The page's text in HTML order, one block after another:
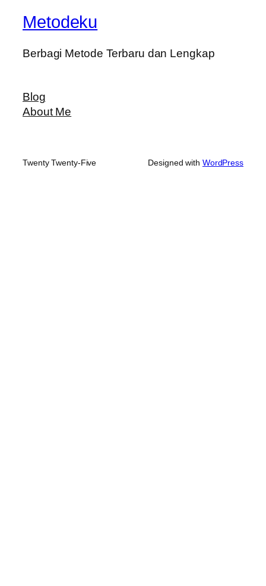
Metodeku
Berbagi Metode Terbaru dan Lengkap
Blog
About Me
Twenty Twenty-Five Designed with WordPress